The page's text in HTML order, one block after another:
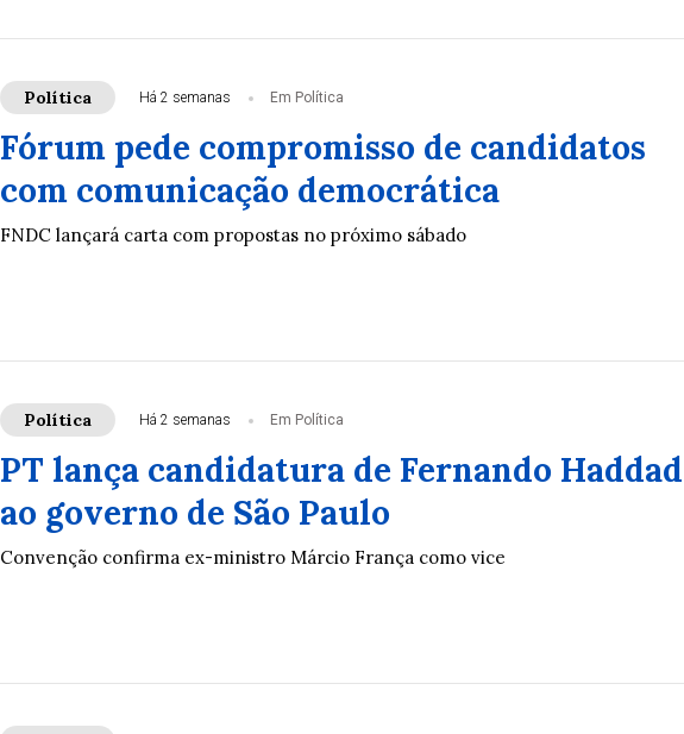
Política Há 2 semanas Em Política
Fórum pede compromisso de candidatos
com comunicação democrática
FNDC lançará carta com propostas no próximo sábado
Política Há 2 semanas Em Política
PT lança candidatura de Fernando Haddad
ao governo de São Paulo
Convenção confirma ex-ministro Márcio França como vice